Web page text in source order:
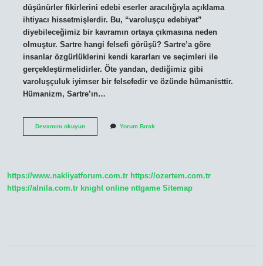
düşünürler fikirlerini edebi eserler aracılığıyla açıklama
ihtiyacı hissetmişlerdir. Bu, “varoluşçu edebiyat”
diyebileceğimiz bir kavramın ortaya çıkmasına neden
olmuştur. Sartre hangi felsefi görüşü? Sartre’a göre
insanlar özgürlüklerini kendi kararları ve seçimleri ile
gerçekleştirmelidirler. Öte yandan, dediğimiz gibi
varoluşçuluk iyimser bir felsefedir ve özünde hümanisttir.
Hümanizm, Sartre’ın…
Devamını okuyunJean
Yorum Bırak
https://www.nakliyatforum.com.tr https://ozertem.com.tr
https://alnila.com.tr knight online nttgame Sitemap